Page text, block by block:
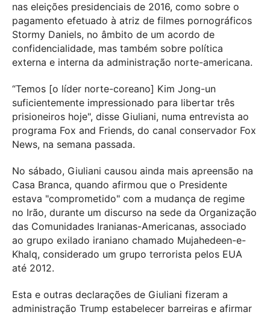
nas eleições presidenciais de 2016, como sobre o
pagamento efetuado à atriz de filmes pornográficos
Stormy Daniels, no âmbito de um acordo de
confidencialidade, mas também sobre política
externa e interna da administração norte-americana.
“Temos [o líder norte-coreano] Kim Jong-un
suficientemente impressionado para libertar três
prisioneiros hoje", disse Giuliani, numa entrevista ao
programa Fox and Friends, do canal conservador Fox
News, na semana passada.
No sábado, Giuliani causou ainda mais apreensão na
Casa Branca, quando afirmou que o Presidente
estava "comprometido" com a mudança de regime
no Irão, durante um discurso na sede da Organização
das Comunidades Iranianas-Americanas, associado
ao grupo exilado iraniano chamado Mujahedeen-e-
Khalq, considerado um grupo terrorista pelos EUA
até 2012.
Esta e outras declarações de Giuliani fizeram a
administração Trump estabelecer barreiras e afirmar